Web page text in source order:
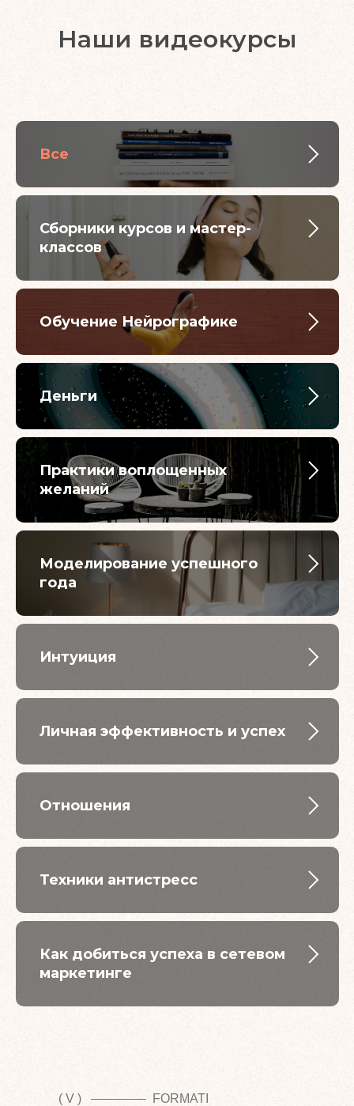
Наши видеокурсы
Все
Сборники курсов и мастер-
классов
Обучение Нейрографике
Деньги
Практики воплощенных
желаний
Моделирование успешного
года
Интуиция
Личная эффективность и успех
Отношения
Техники антистресс
Как добиться успеха в сетевом
маркетинге
( V ) FORMATI